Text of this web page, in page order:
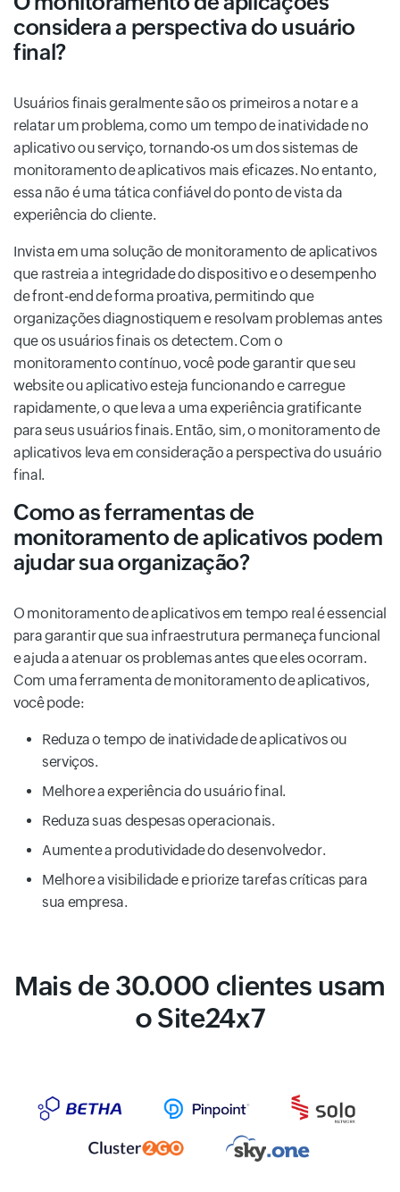
considera a perspectiva do usuário
final?
Usuários finais geralmente são os primeiros a notar e a
relatar um problema, como um tempo de inatividade no
aplicativo ou serviço, tornando-os um dos sistemas de
monitoramento de aplicativos mais eficazes. No entanto,
essa não é uma tática confiável do ponto de vista da
experiência do cliente.
Invista em uma solução de monitoramento de aplicativos
que rastreia a integridade do dispositivo e o desempenho
de front-end de forma proativa, permitindo que
organizações diagnostiquem e resolvam problemas antes
que os usuários finais os detectem. Com o
monitoramento contínuo, você pode garantir que seu
website ou aplicativo esteja funcionando e carregue
rapidamente, o que leva a uma experiência gratificante
para seus usuários finais. Então, sim, o monitoramento de
aplicativos leva em consideração a perspectiva do usuário
final.
Como as ferramentas de
monitoramento de aplicativos podem
ajudar sua organização?
O monitoramento de aplicativos em tempo real é essencial
para garantir que sua infraestrutura permaneça funcional
e ajuda a atenuar os problemas antes que eles ocorram.
Com uma ferramenta de monitoramento de aplicativos,
você pode:
Reduza o tempo de inatividade de aplicativos ou
serviços.
Melhore a experiência do usuário final.
Reduza suas despesas operacionais.
Aumente a produtividade do desenvolvedor.
Melhore a visibilidade e priorize tarefas críticas para
sua empresa.
Mais de 30.000 clientes usam
o Site24x7